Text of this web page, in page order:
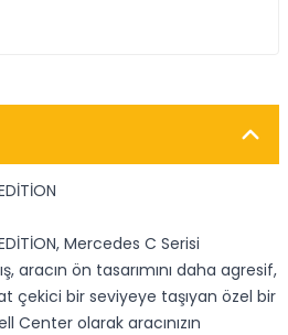
Mercedes C Serisi
aracın ön tasarımını daha agresif,
çekici bir seviyeye taşıyan özel bir
Center olarak aracınızın